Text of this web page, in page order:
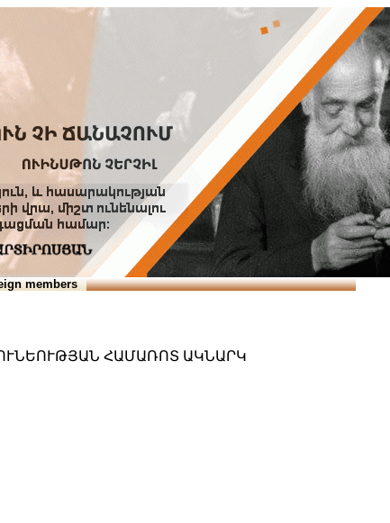
Տուն Օգնություն ՆԱԽԱՊԱՏՎՈՒԹՅՈՒՆՆԵՐ
members
ՀԱՄԱՌՈՏ ԱԿՆԱՐԿ